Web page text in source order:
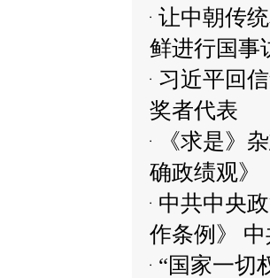
让中朝传
鲜进行国事
习近平回
奖者代表
《求是》
确政绩观》
中共中央
作条例》
“国家一切